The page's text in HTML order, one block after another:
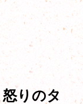
りのタ